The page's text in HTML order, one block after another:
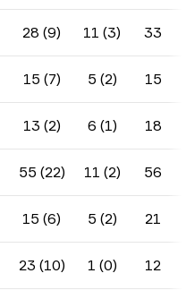
28 (9) 11 (3) 33
15 (7) 5 (2) 15
13 (2) 6 (1) 18
55 (22) 11 (2) 56
15 (6) 5 (2) 21
23 (10) 1 (0) 12